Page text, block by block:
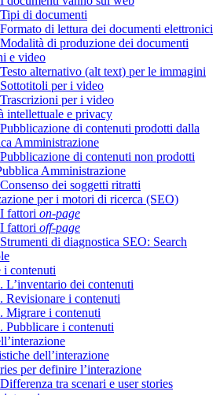
di documenti
di lettura dei documenti elettronici
di produzione dei documenti
e video
alternativo (alt text) per le immagini
per i video
per i video
intellettuale e privacy
di contenuti prodotti dalla
Amministrazione
di contenuti non prodotti
Amministrazione
dei soggetti ritratti
per i motori di ricerca (SEO)
fattori on-page
fattori off-page
di diagnostica SEO: Search
i contenuti
L’inventario dei contenuti
Revisionare i contenuti
Migrare i contenuti
Pubblicare i contenuti
dell’interazione
per definire l’interazione
tra scenari e user stories